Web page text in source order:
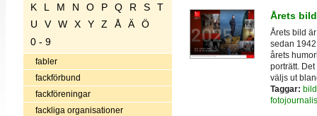
K
L M N O P Q R S
T
U
V W X Y Z Å Ä
Ö
0 - 9
fabler
fackförbund
fackföreningar
fackliga organisationer
Årets bild
Årets bild
sedan
årets
porträtt.
väljs ut
Taggar: